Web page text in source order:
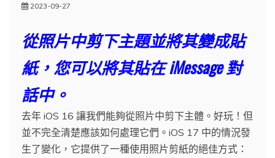
2023-09-27
從照片中剪下主題並將其變成貼
紙，您可以將其貼在 iMessage 對
話中。
去年 iOS 16 讓我們能夠從照片中剪下主體。好玩！但
並不完全清楚應該如何處理它們。iOS 17 中的情況發
生了變化，它提供了一種使用照片剪紙的絕佳方式：